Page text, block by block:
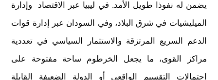
يضمن له نفوذا طويل الأمد. في ليبيا عبر الاقتصاد وإدارة
الميليشيات في شرق البلاد، وفي السودان عبر إدارة قوات
الدعم السريع المرتزقة والاستثمار السياسي في تعددية
مراكز القوى، ما يجعل الخرطوم ساحة مفتوحة على
احتمالات التقسيم الواقعي أو الدولة الضعيفة القابلة